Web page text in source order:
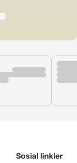
Sosial linkler